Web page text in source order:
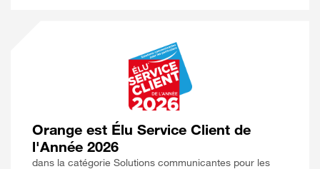
Orange est Élu Service Client de
l'Année 2026
dans la catégorie Solutions communicantes pour les